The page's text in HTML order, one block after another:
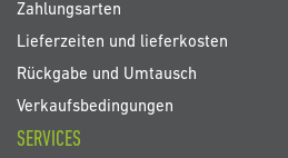
Zahlungsarten
Lieferzeiten und lieferkosten
Rückgabe und Umtausch
Verkaufsbedingungen
SERVICES